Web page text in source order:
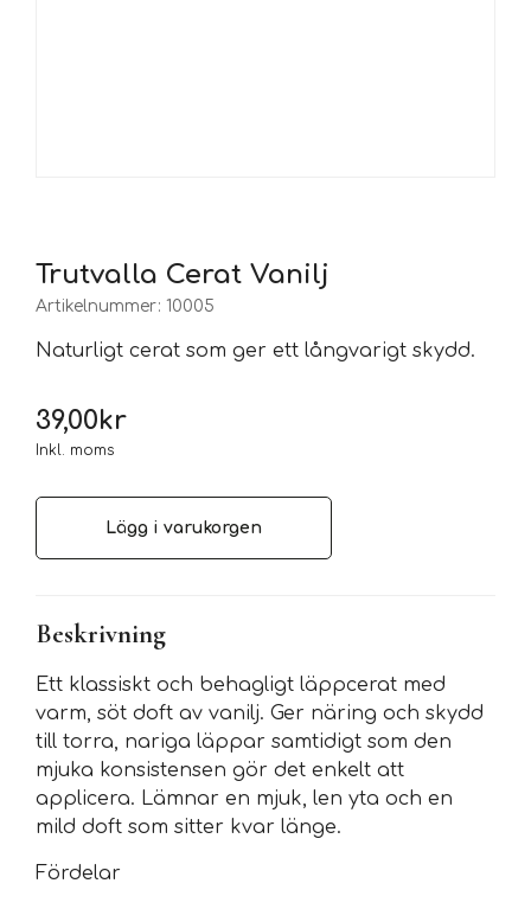
Trutvalla Cerat Vanilj
Artikelnummer: 10005
Naturligt cerat som ger ett långvarigt skydd.
39,00kr
Inkl. moms
Lägg i varukorgen
Beskrivning
Ett klassiskt och behagligt läppcerat med
varm, söt doft av vanilj. Ger näring och skydd
till torra, nariga läppar samtidigt som den
mjuka konsistensen gör det enkelt att
applicera. Lämnar en mjuk, len yta och en
mild doft som sitter kvar länge.
Fördelar